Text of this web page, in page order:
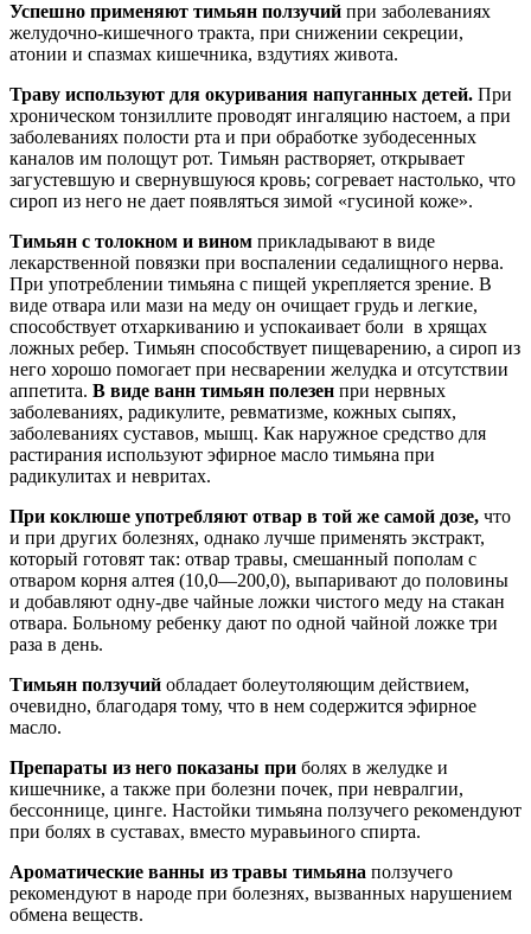
Успешно применяют тимьян ползучий при заболеваниях
желудочно-кишечного тракта, при снижении секреции,
атонии и спазмах кишечника, вздутиях живота.
Траву используют для окуривания напуганных детей. При
хроническом тонзиллите проводят ингаляцию настоем, а при
заболеваниях полости рта и при обработке зубодесенных
каналов им полощут рот. Тимьян растворяет, открывает
загустевшую и свернувшуюся кровь; согревает настолько, что
сироп из него не дает появляться зимой «гусиной коже».
Тимьян с толокном и вином прикладывают в виде
лекарственной повязки при воспалении седалищного нерва.
При употреблении тимьяна с пищей укрепляется зрение. В
виде отвара или мази на меду он очищает грудь и легкие,
способствует отхаркиванию и успокаивает боли в хрящах
ложных ребер. Тимьян способствует пищеварению, а сироп из
него хорошо помогает при несварении желудка и отсутствии
аппетита. В виде ванн тимьян полезен при нервных
заболеваниях, радикулите, ревматизме, кожных сыпях,
заболеваниях суставов, мышц. Как наружное средство для
растирания используют эфирное масло тимьяна при
радикулитах и невритах.
При коклюше употребляют отвар в той же самой дозе, что
и при других болезнях, однако лучше применять экстракт,
который готовят так: отвар травы, смешанный пополам с
отваром корня алтея (10,0—200,0), выпаривают до половины
и добавляют одну-две чайные ложки чистого меду на стакан
отвара. Больному ребенку дают по одной чайной ложке три
раза в день.
Тимьян ползучий обладает болеутоляющим действием,
очевидно, благодаря тому, что в нем содержится эфирное
масло.
Препараты из него показаны при болях в желудке и
кишечнике, а также при болезни почек, при невралгии,
бессоннице, цинге. Настойки тимьяна ползучего рекомендуют
при болях в суставах, вместо муравьиного спирта.
Ароматические ванны из травы тимьяна ползучего
рекомендуют в народе при болезнях, вызванных нарушением
обмена веществ.